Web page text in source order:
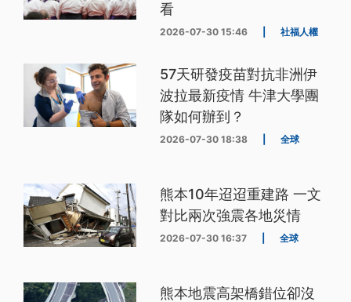
看
2026-07-30 15:46 社福人權
57天研發疫苗對抗非洲伊
波拉最新疫情 牛津大學團
隊如何辦到？
2026-07-30 18:38 全球
熊本10年迢迢重建路 一文
對比兩次強震各地災情
2026-07-30 16:37 全球
熊本地震高架橋錯位卻沒